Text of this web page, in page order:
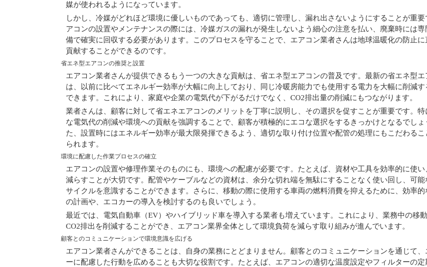
媒が使われるようになっています。
しかし、冷媒がどれほど環境に優しいものであっても、適切に管理し、漏れ出さないようにすることが重要
アコンの設置やメンテナンスの際には、冷媒ガスの漏れが発生しないよう細心の注意を払い、廃棄時には専
備で確実に回収する必要があります。このプロセスを守ることで、エアコン業者さんは地球温暖化の防止に
貢献することができるのです。
省エネ型エアコンの推奨と設置
エアコン業者さんが提供できるもう一つの大きな貢献は、省エネ型エアコンの普及です。最新の省エネ型エ
は、以前に比べてエネルギー効率が大幅に向上しており、同じ冷暖房能力でも使用する電力を大幅に削減す
できます。これにより、家庭や企業の電気代が下がるだけでなく、CO2排出量の削減にもつながります。
業者さんは、顧客に対して省エネエアコンのメリットを丁寧に説明し、その選択を促すことが重要です。特
な電気代の削減や環境への貢献を強調することで、顧客が積極的にエコな選択をするきっかけとなるでしょ
た、設置時にはエネルギー効率が最大限発揮できるよう、適切な取り付け位置や配管の処理にもこだわるこ
られます。
環境に配慮した作業プロセスの確立
エアコンの設置や修理作業そのものにも、環境への配慮が必要です。たとえば、資材や工具を効率的に使い
減らすことが大切です。配管やケーブルなどの資材は、余分な切れ端を無駄にすることなく使い回し、可能
サイクルを意識することができます。さらに、移動の際に使用する車両の燃料消費を抑えるために、効率的
の計画や、エコカーの導入を検討するのも良いでしょう。
最近では、電気自動車（EV）やハイブリッド車を導入する業者も増えています。これにより、業務中の移
CO2排出を削減することができ、エアコン業界全体として環境負荷を減らす取り組みが進んでいます。
顧客とのコミュニケーションで環境意識を広げる
エアコン業者さんができることは、自身の業務にとどまりません。顧客とのコミュニケーションを通じて、
ーに配慮した行動を広めることも大切な役割です。たとえば、エアコンの適切な温度設定やフィルターの定